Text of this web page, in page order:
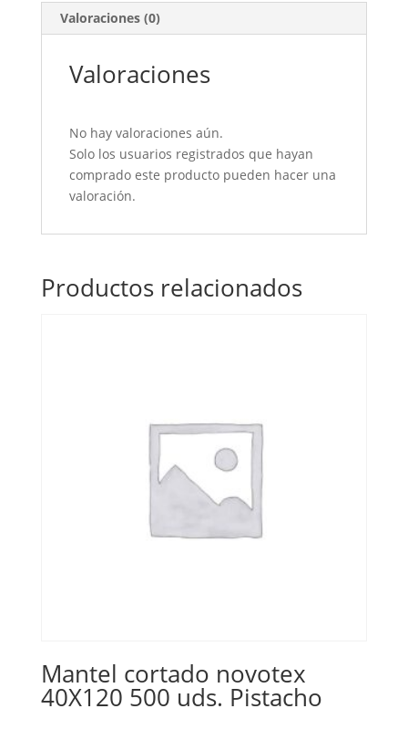
Valoraciones (0)
Valoraciones
No hay valoraciones aún.
Solo los usuarios registrados que hayan
comprado este producto pueden hacer una
valoración.
Productos relacionados
Mantel cortado novotex
40X120 500 uds. Pistacho